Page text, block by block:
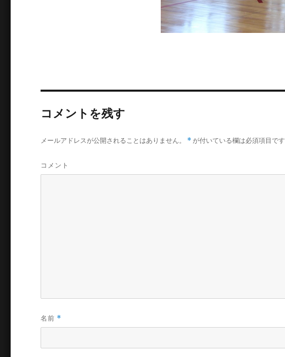
コメントを残す
メールアドレスが公開されることはありません。 * が付いている欄は必須項目です
コメント
名前 *